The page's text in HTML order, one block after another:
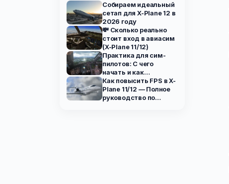
Собираем идеальный
сетап для X-Plane 12 в
2026 году
💸 Сколько реально
стоит вход в авиасим
(X-Plane 11/12)
Практика для сим-
пилотов: С чего
начать и как
развиваться
Как повысить FPS в X-
Plane 11/12 — Полное
руководство по